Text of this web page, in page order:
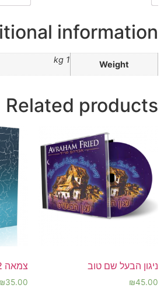
information
Weight
1 kg
Related products
ניגון הבעל שם טוב
₪45.00
צמאה 2 – דיגיטלי להורדה
₪35.00